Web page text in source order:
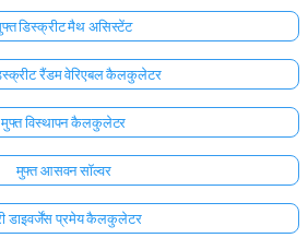
डिस्क्रीट मैथ असिस्टेंट
रैंडम वेरिएबल कैलकुलेटर
मुफ्त विस्थापन कैलकुलेटर
मुफ्त आसवन सॉल्वर
डाइवर्जेंस प्रमेय कैलकुलेटर